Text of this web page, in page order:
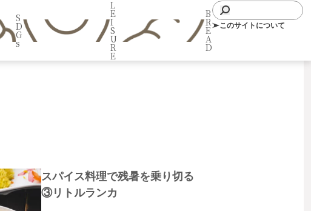
S
D
G
s
L
E
I
S
U
R
E
B
R
E
A
D
このサイトについて
スパイス料理で残暑を乗り切る
③リトルランカ